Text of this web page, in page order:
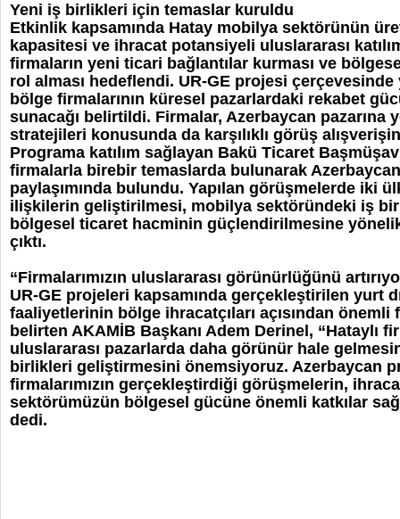
Yeni iş birlikleri için temaslar kuruldu
Etkinlik kapsamında Hatay mobilya sektörünün
kapasitesi ve ihracat potansiyeli uluslararası
firmaların yeni ticari bağlantılar kurması ve
rol alması hedeflendi. UR-GE projesi
bölge firmalarının küresel pazarlardaki rekabet
sunacağı belirtildi. Firmalar, Azerbaycan pazarına
stratejileri konusunda da karşılıklı görüş
Programa katılım sağlayan Bakü Ticaret
firmalarla birebir temaslarda bulunarak
paylaşımında bulundu. Yapılan görüşmelerde iki
ilişkilerin geliştirilmesi, mobilya sektöründeki iş
bölgesel ticaret hacminin güçlendirilmesine
çıktı.
“Firmalarımızın uluslararası görünürlüğünü
UR-GE projeleri kapsamında gerçekleştirilen yurt
faaliyetlerinin bölge ihracatçıları açısından önemli
belirten AKAMİB Başkanı Adem Derinel, “Hataylı
uluslararası pazarlarda daha görünür hale
birlikleri geliştirmesini önemsiyoruz. Azerbaycan
firmalarımızın gerçekleştirdiği görüşmelerin,
sektörümüzün bölgesel gücüne önemli katkılar
dedi.